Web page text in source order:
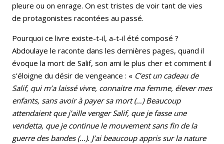
pleure ou on enrage. On est tristes de voir tant de vies
de protagonistes racontées au passé.
Pourquoi ce livre existe-t-il, a-t-il été composé ?
Abdoulaye le raconte dans les dernières pages, quand il
évoque la mort de Salif, son ami le plus cher et comment il
s’éloigne du désir de vengeance : « C’est un cadeau de
Salif, qui m’a laissé vivre, connaitre ma femme, élever mes
enfants, sans avoir à payer sa mort (…) Beaucoup
attendaient que j’aille venger Salif, que je fasse une
vendetta, que je continue le mouvement sans fin de la
guerre des bandes (…). J’ai beaucoup appris sur la nature